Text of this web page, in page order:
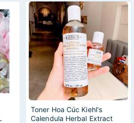
Toner Hoa Cúc Kiehl's
Calendula Herbal Extract